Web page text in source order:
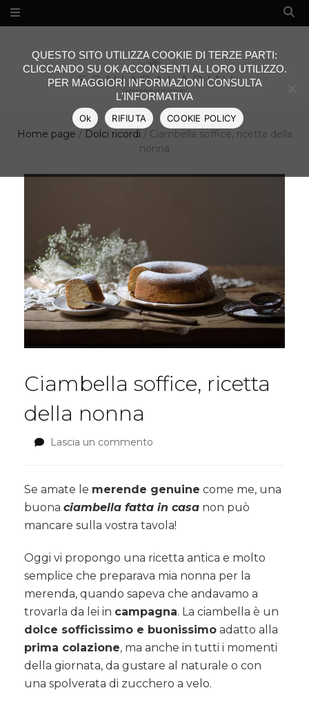
Home page / Dolci ricordi / Ciambella soffice, ricetta della
nonna
Ciambella soffice, ricetta
della nonna
Lascia un commento
ricetta
della
nonna
Se amate le merende genuine come me, una
buona ciambella fatta in casa non può
mancare sulla vostra tavola!
Oggi vi propongo una ricetta antica e molto
semplice che preparava mia nonna per la
merenda, quando sapeva che andavamo a
trovarla da lei in campagna. La ciambella è un
dolce sofficissimo e buonissimo adatto alla
prima colazione, ma anche in tutti i momenti
della giornata, da gustare al naturale o con
una spolverata di zucchero a velo.
QUESTO SITO UTILIZZA COOKIE DI TERZE PARTI:
CLICCANDO SU OK ACCONSENTI AL LORO UTILIZZO.
PER MAGGIORI INFORMAZIONI CONSULTA
L'INFORMATIVA
Ok RIFIUTA COOKIE POLICY